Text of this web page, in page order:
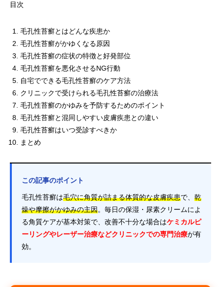
目次
毛孔性苔癬とはどんな疾患か
毛孔性苔癬がかゆくなる原因
毛孔性苔癬の症状の特徴と好発部位
毛孔性苔癬を悪化させるNG行動
自宅でできる毛孔性苔癬のケア方法
クリニックで受けられる毛孔性苔癬の治療法
毛孔性苔癬のかゆみを予防するためのポイント
毛孔性苔癬と混同しやすい皮膚疾患との違い
毛孔性苔癬はいつ受診すべきか
まとめ
この記事のポイント
毛孔性苔癬は毛穴に角質が詰まる体質的な皮膚疾患で、 乾
燥や摩擦がかゆみの主因。毎日の保湿・尿素クリームによ
る角質ケアが基本対策で、改善不十分な場合はケミカルピ
ーリングやレーザー治療などクリニックでの専門治療が有
効。